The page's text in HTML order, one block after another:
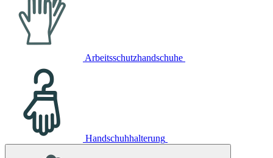
Arbeitsschutzhandschuhe
Handschuhhalterung